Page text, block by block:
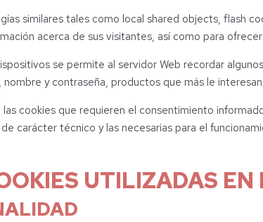
similares tales como local shared objects, flash
acerca de sus visitantes, así como para
se permite al servidor Web recordar
nombre y contraseña, productos que más le
cookies que requieren el consentimiento
carácter técnico y las necesarias para el
UTILIZADAS EN